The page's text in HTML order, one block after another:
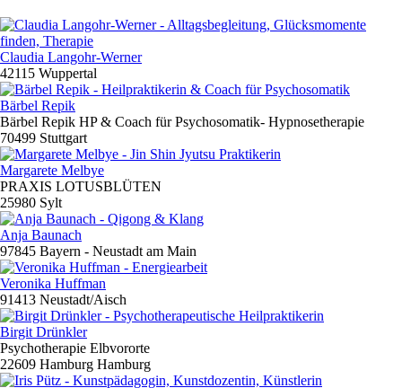
Claudia Langohr-Werner
42115 Wuppertal
Bärbel Repik
Bärbel Repik HP & Coach für Psychosomatik- Hypnosetherapie
70499 Stuttgart
Margarete Melbye
PRAXIS LOTUSBLÜTEN
25980 Sylt
Anja Baunach
97845 Bayern - Neustadt am Main
Veronika Huffman
91413 Neustadt/Aisch
Birgit Drünkler
Psychotherapie Elbvororte
22609 Hamburg Hamburg